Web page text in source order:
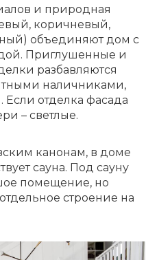
и природная
коричневый,
объединяют дом с
Приглушенные и
разбавляются
наличниками,
отделка фасада
– светлые.
канонам, в доме
сауна. Под сауну
помещение, но
строение на